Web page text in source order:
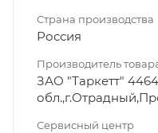
Страна производства
Россия
Производитель
ЗАО "Таркетт"
Сервисный центр